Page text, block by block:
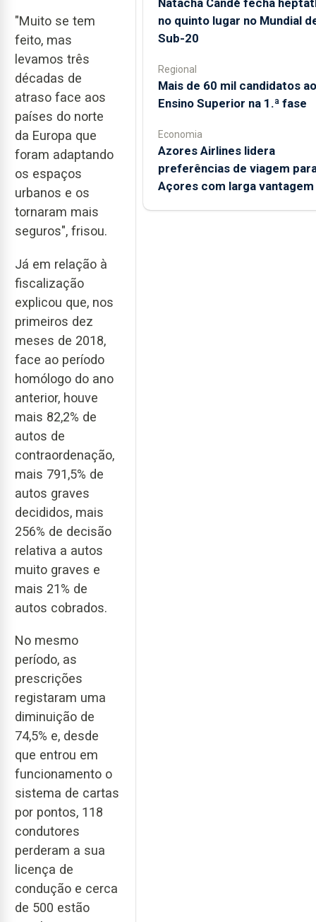
"Muito se tem
feito, mas
levamos três
décadas de
atraso face aos
países do norte
da Europa que
foram adaptando
os espaços
urbanos e os
tornaram mais
seguros", frisou.
Já em relação à
fiscalização
explicou que, nos
primeiros dez
meses de 2018,
face ao período
homólogo do ano
anterior, houve
mais 82,2% de
autos de
contraordenação,
mais 791,5% de
autos graves
decididos, mais
256% de decisão
relativa a autos
muito graves e
mais 21% de
autos cobrados.
No mesmo
período, as
prescrições
registaram uma
diminuição de
74,5% e, desde
que entrou em
funcionamento o
sistema de cartas
por pontos, 118
condutores
perderam a sua
licença de
condução e cerca
de 500 estão
no quinto lugar no Mundial
Sub-20
Regional
Mais de 60 mil candidatos ao
Ensino Superior na 1.ª fase
Economia
Azores Airlines lidera
preferências de viagem
Açores com larga vantagem